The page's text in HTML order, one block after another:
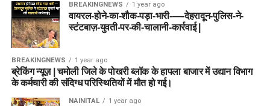
BREAKINGNEWS 1 year ago
वायरल-होने-का-शौक-पड़ा-भारी-—-देहरादून-पुलिस-ने-
स्टंटबाज़-युवती-पर-की-चालानी-कार्रवाई |
BREAKINGNEWS 1 year ago
ब्रेकिंग न्यूज़ | चमोली जिले के पोखरी ब्लॉक के हापला बाजार में उद्यान विभाग
के कर्मचारी की संदिग्ध परिस्थितियों में मौत हो गई।
NAINITAL 1 year ago